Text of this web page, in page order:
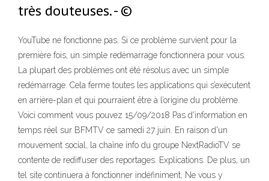
très douteuses. - ©
YouTube ne fonctionne pas. Si ce problème survient pour la
première fois, un simple redémarrage fonctionnera pour vous.
La plupart des problèmes ont été résolus avec un simple
redémarrage. Cela ferme toutes les applications qui s’exécutent
en arrière-plan et qui pourraient être à l’origine du problème.
Voici comment vous pouvez 15/09/2018 Pas d'information en
temps réel sur BFMTV ce samedi 27 juin. En raison d'un
mouvement social, la chaîne info du groupe NextRadioTV se
contente de rediffuser des reportages. Explications. De plus, un
tel site continuera à fonctionner indéfiniment, Ne vous y